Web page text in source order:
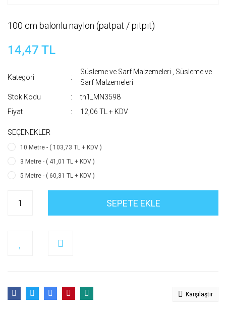
100 cm balonlu naylon (patpat / pıtpıt)
14,47 TL
Kategori
Süsleme ve Sarf Malzemeleri
Süsleme ve
Sarf Malzemeleri
Stok Kodu
th1_MN3598
Fiyat
12,06 TL + KDV
SEÇENEKLER
10 Metre - ( 103,73 TL + KDV )
3 Metre - ( 41,01 TL + KDV )
5 Metre - ( 60,31 TL + KDV )
SEPETE EKLE
Karşılaştır